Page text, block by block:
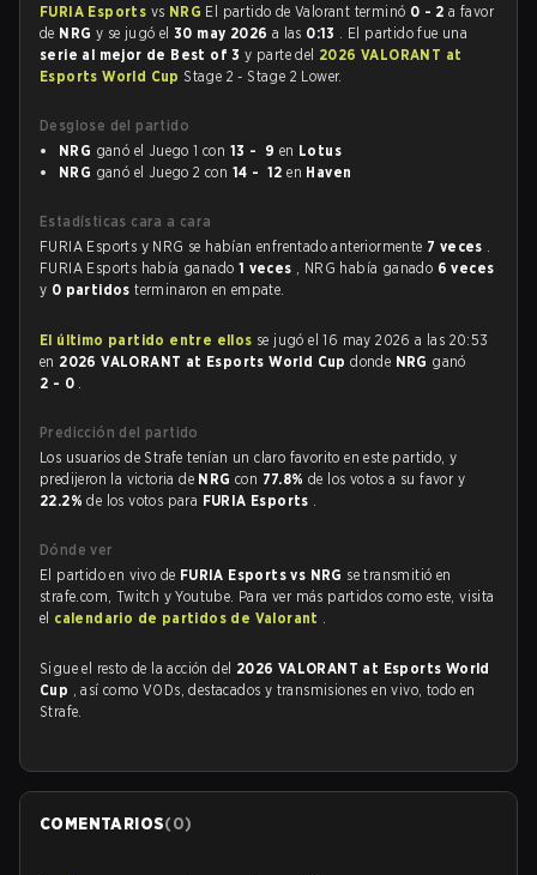
FURIA Esports vs NRG El partido de Valorant terminó 0 - 2 a favor
de NRG y se jugó el30 may 2026 a las 0:13 . El partido fue una
serie al mejor de Best of 3y parte del 2026 VALORANT at
Esports World Cup Stage 2 - Stage 2 Lower.
Desglose del partido
NRG ganó el Juego 1 con 13 - 9 en Lotus
NRG ganó el Juego 2 con 14 - 12 en Haven
Estadísticas cara a cara
FURIA Esports y NRG se habían enfrentado anteriormente 7 veces .
FURIA Esports había ganado 1 veces , NRG había ganado 6 veces
y 0 partidosterminaron en empate.
El último partido entre ellos se jugó el 16 may 2026 a las 20:53
en 2026 VALORANT at Esports World Cupdonde NRG ganó
2 - 0 .
Predicción del partido
Los usuarios de Strafe tenían un claro favorito en este partido, y
predijeron la victoria de NRGcon 77.8%de los votos a su favor y
22.2%de los votos para FURIA Esports .
Dónde ver
El partido en vivo de FURIA Esports vs NRG se transmitió en
strafe.com, Twitch y Youtube. Para ver más partidos como este, visita
el calendario de partidos de Valorant .
Sigue el resto de la acción del 2026 VALORANT at Esports World
Cup , así como VODs, destacados y transmisiones en vivo, todo en
Strafe.
COMENTARIOS(0)